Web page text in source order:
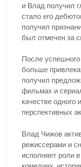
и Влад получил
стало его
получил
был отмечен за
После
больше
получил
фильмах и
качестве
перспективных
Влад Чижов
режиссерами и
исполняет роли